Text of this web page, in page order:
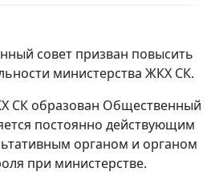
совет призван повысить
министерства ЖКХ СК.
СК образован Общественный
постоянно действующим
органом и органом
при министерстве.